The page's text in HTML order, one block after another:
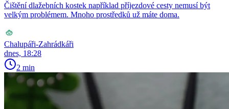
Čištění dlažebních kostek například příjezdové cesty nemusí být
velkým problémem. Mnoho prostředků už máte doma.
Chalupáři-Zahrádkáři
dnes, 18:28
2 min